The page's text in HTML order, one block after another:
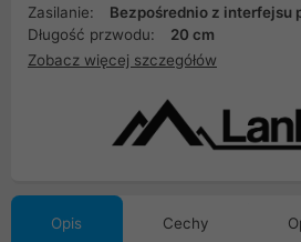
Zasilanie:
Bezpośrednio z interfejsu
Długość przwodu:
20 cm
Zobacz więcej szczegółów
Opis Cechy